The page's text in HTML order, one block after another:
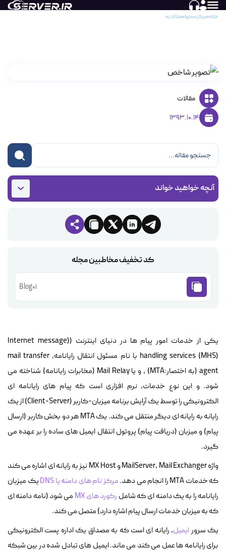
خانه مرکز محتوا مقالات
مقالات
1393.10.14
آنچه خواهید خواند
کد تخفیف مخاطبین مجله
Blog01
یکی از خدمات امور پیام ها در دنیای اینترنت ((Internetmessage
handling services
(MHS) با نام مسئول انتقال رایانامه، mail transfer
agent (به اختصار:MTA) , و یا Mail Relay (مخابرات رایانامه) شناخته می
شود. و این نوع خدمات، نرم افزاری است که پیام های رایانامه ای
الکترونیکی را توسط یک آرایش برنامه میزبان-کاربر (Client-Server) از یک
رایانه به رایانه ای دیگر منتقل می کند. یک MTA هر دو بخش کاربر (ارسال
پیام) و میزبان (دریافت پیام) پروتول انتقال ایمیل های ساده را بر عهده می
گیرد.
واژه MailServer، Mail Exchanger و MX Host نیز به رایانه ای اشاره می کند
که خدمات MTA را انجام می دهد.
مرکز نام های دامنه یا DNS
یک میزبان
رایانامه را به یک دامنه ای که شامل رکورد های MX
می شود (نامه دامنه ای
که به میزبان خدمات ارسال پیام اشاره دارد) متصل می کند.
یک سرورایمیل، رایانه ای است که به مصداق یک اداره پست الکترونیکی
برای رایانامه ها عمل می کند می ماند. ایمیل های تبادل شده در بین شبکه